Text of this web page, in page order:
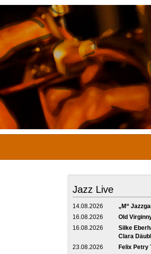
Jazz Live
14.08.2026
„M“
16.08.2026
Old
16.08.2026
Silke
Clara
23.08.2026
Felix Petry